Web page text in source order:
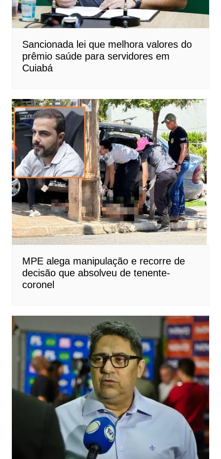
Sancionada lei que melhora valores do
prêmio saúde para servidores em
Cuiabá
MPE alega manipulação e recorre de
decisão que absolveu de tenente-
coronel